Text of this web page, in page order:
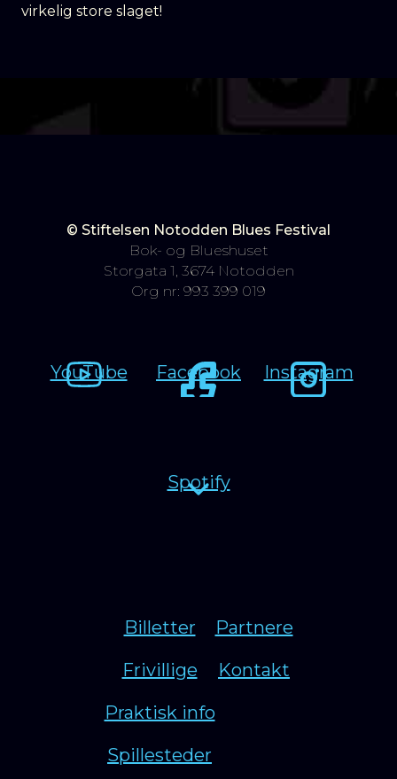
virkelig store slaget!
© Stiftelsen Notodden Blues Festival
Bok- og Blueshuset
Storgata 1, 3674 Notodden
Org nr: 993 399 019
YouTube Facebook Instagram
Spotify
Billetter
Frivillige
Praktisk info
Spillesteder
Partnere
Kontakt